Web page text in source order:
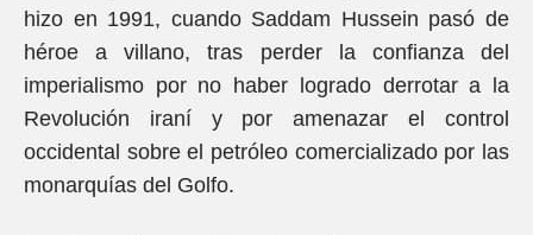
hizo en 1991, cuando Saddam Hussein pasó de
héroe a villano, tras perder la confianza del
imperialismo por no haber logrado derrotar a la
Revolución iraní y por amenazar el control
occidental sobre el petróleo comercializado por las
monarquías del Golfo.